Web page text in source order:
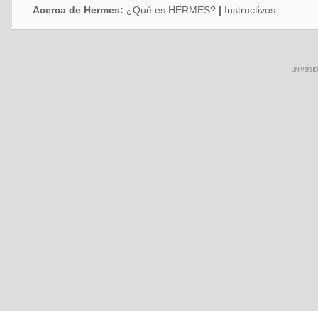
Acerca de Hermes: ¿Qué es HERMES? | Instructivos